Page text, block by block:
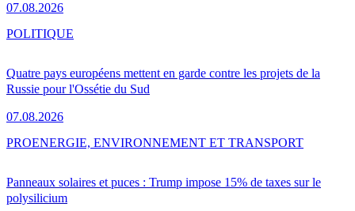
07.08.2026
Quatre pays européens mettent en garde contre les projets de la
Russie pour l'Ossétie du Sud
07.08.2026
POLITIQUE
Panneaux solaires et puces : Trump impose 15% de taxes sur le
polysilicium
PROENERGIE, ENVIRONNEMENT ET TRANSPORT